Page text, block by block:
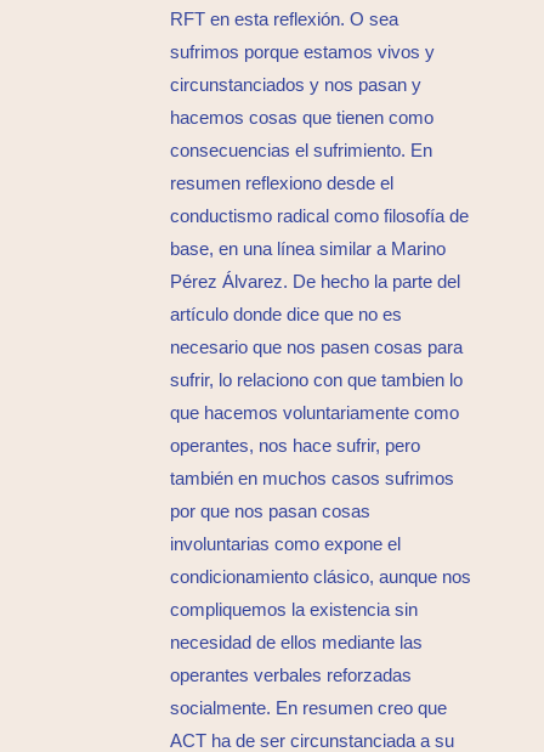
RFT en esta reflexión. O sea
sufrimos porque estamos vivos y
circunstanciados y nos pasan y
hacemos cosas que tienen como
consecuencias el sufrimiento. En
resumen reflexiono desde el
conductismo radical como filosofía de
base, en una línea similar a Marino
Pérez Álvarez. De hecho la parte del
artículo donde dice que no es
necesario que nos pasen cosas para
sufrir, lo relaciono con que tambien lo
que hacemos voluntariamente como
operantes, nos hace sufrir, pero
también en muchos casos sufrimos
por que nos pasan cosas
involuntarias como expone el
condicionamiento clásico, aunque nos
compliquemos la existencia sin
necesidad de ellos mediante las
operantes verbales reforzadas
socialmente. En resumen creo que
ACT ha de ser circunstanciada a su